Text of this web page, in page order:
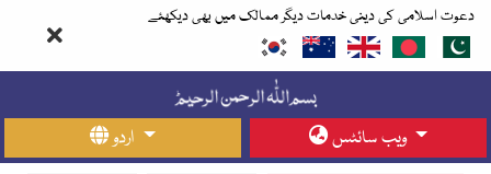
دعوت اسلامی کی دینی خدمات دیگر ممالک میں بھی دیکھئے
اردو ویب سائٹس